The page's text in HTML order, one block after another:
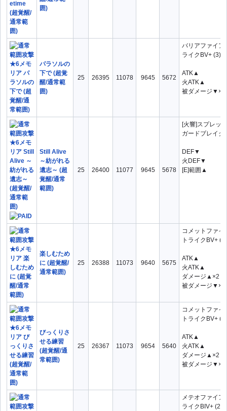
囲)
パラソルの
下で (超覚
醒/通常範
囲)
25 26395 11078 9645 5672
バリアファイア
ライクBV+ (3)
ATK▲
火ATK▲
被ダメージ▼×3
Still Alive
～紡がれる
遺志～ (超
覚醒/通常
範囲)
25 26400 11077 9645 5678
[火響]スプレッ
ガードブレイク
DEF▼
火DEF▼
[E]範囲▲
楽しむため
に (超覚醒/
通常範囲)
25 26388 11073 9640 5675
コメットファイ
トライクBV+
ATK▲
火ATK▲
ダメージ▲×2
被ダメージ▼×2
びっくりさ
せる練習
(超覚醒/通
常範囲)
25 26367 11073 9654 5640
コメットファイ
トライクBV+
ATK▲
火ATK▲
ダメージ▲×2
被ダメージ▼×2
メテオファイア
ライクBIV+ (2)